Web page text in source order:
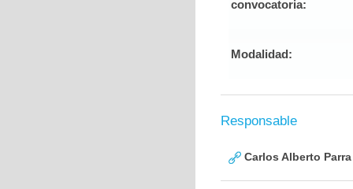
convocatoria:
Modalidad:
Responsable
Carlos Alberto